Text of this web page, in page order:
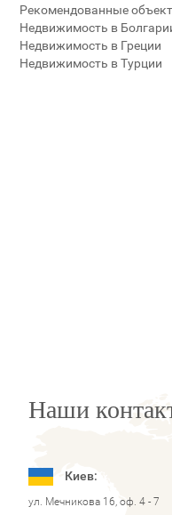
Рекомендованные
Недвижимость в
Недвижимость в Греции
Недвижимость в Турции
Наши
Киев:
ул. Мечникова 16, оф. 4 - 7